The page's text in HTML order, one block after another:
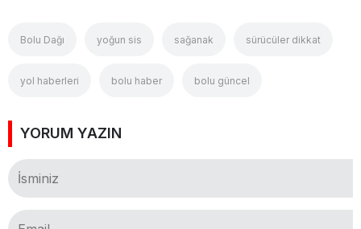
Bolu Dağı yoğun sis sağanak sürücüler dikkat
yol haberleri bolu haber bolu güncel
YORUM YAZIN